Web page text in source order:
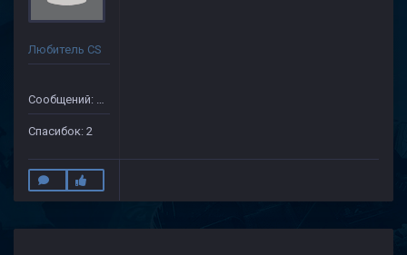
Любитель CS
Сообщений: 25
Спасибок: 2